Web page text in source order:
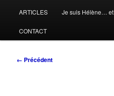
ARTICLES Je suis Hélène… et
CONTACT
Navigation
← Précédent